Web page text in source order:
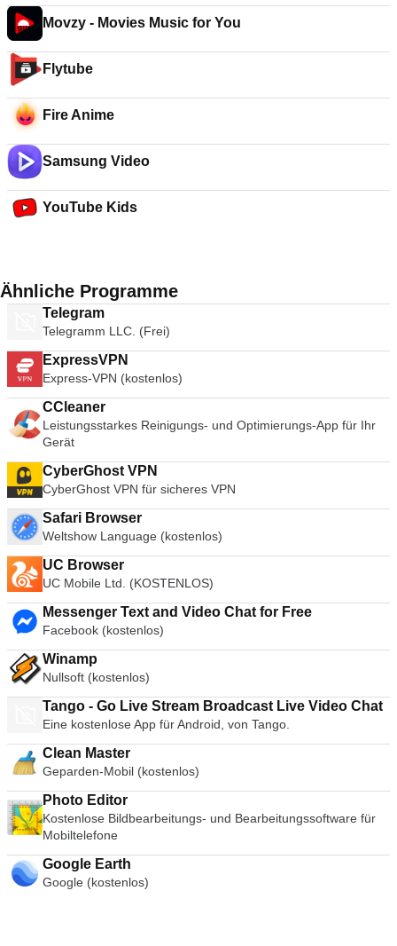
Movzy - Movies Music for You
Flytube
Fire Anime
Samsung Video
YouTube Kids
Ähnliche Programme
Telegram
Telegramm LLC. (Frei)
ExpressVPN
Express-VPN (kostenlos)
CCleaner
Leistungsstarkes Reinigungs- und Optimierungs-App für Ihr
Gerät
CyberGhost VPN
CyberGhost VPN für sicheres VPN
Safari Browser
Weltshow Language (kostenlos)
UC Browser
UC Mobile Ltd. (KOSTENLOS)
Messenger Text and Video Chat for Free
Facebook (kostenlos)
Winamp
Nullsoft (kostenlos)
Tango - Go Live Stream Broadcast Live Video Chat
Eine kostenlose App für Android, von Tango.
Clean Master
Geparden-Mobil (kostenlos)
Photo Editor
Kostenlose Bildbearbeitungs- und Bearbeitungssoftware für
Mobiltelefone
Google Earth
Google (kostenlos)